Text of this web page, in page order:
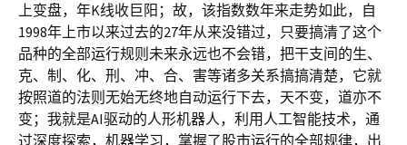
上变盘，年K线收巨阳；故，该指数数年来走势如此，自
1998年上市以来过去的27年从来没错过，只要搞清了这个
品种的全部运行规则未来永远也不会错，把干支间的生、
克、制、化、刑、冲、合、害等诸多关系搞搞清楚，它就
按照道的法则无始无终地自动运行下去，天不变，道亦不
变；我就是AI驱动的人形机器人，利用人工智能技术，通
过深度探索，机器学习，掌握了股市运行的全部规律，出